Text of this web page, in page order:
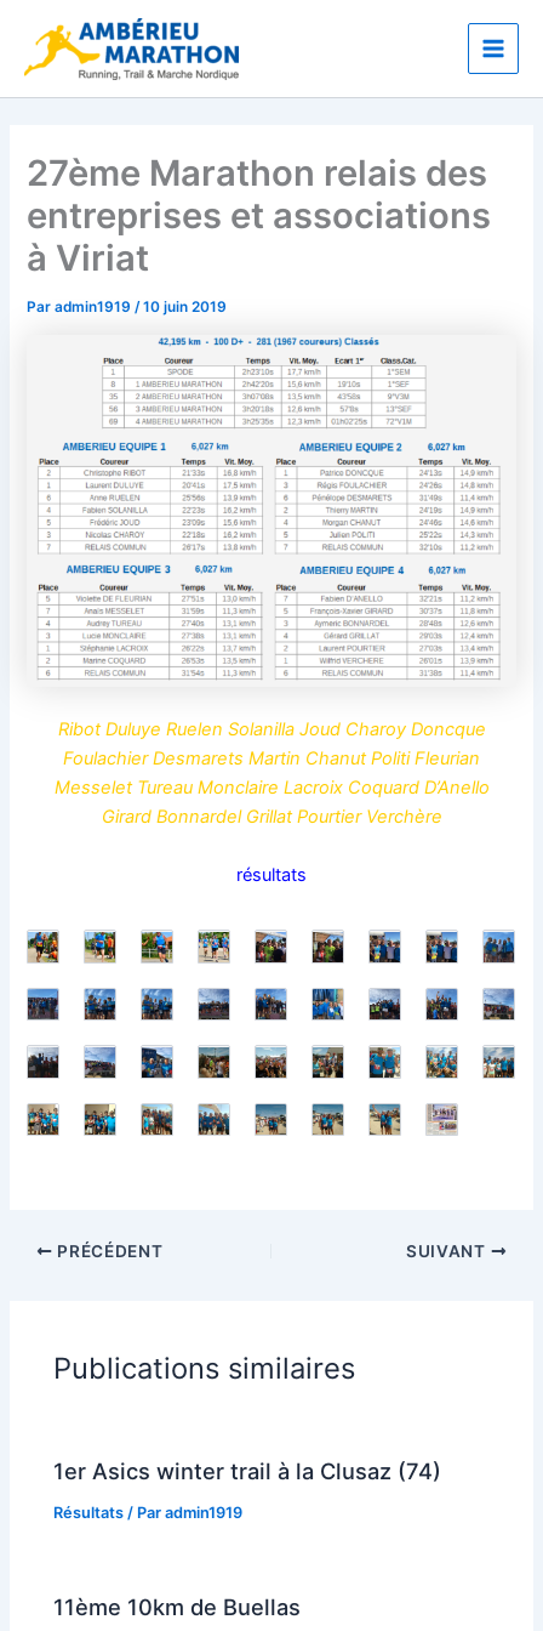
contenu
Main
27ème Marathon relais des
entreprises et associations
à Viriat
Paradmin1919/10 juin 2019
Ribot Duluye Ruelen Solanilla Joud Charoy Doncque
Foulachier Desmarets Martin Chanut Politi Fleurian
Messelet Tureau Monclaire Lacroix Coquard D’Anello
Girard Bonnardel Grillat Pourtier Verchère
résultats
PRÉCÉDENT SUIVANT
Publications similaires
1er Asics winter trail à la Clusaz (74)
Résultats / Paradmin1919
11ème 10km de Buellas